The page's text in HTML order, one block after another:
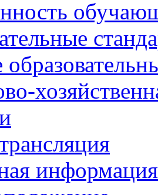
информация